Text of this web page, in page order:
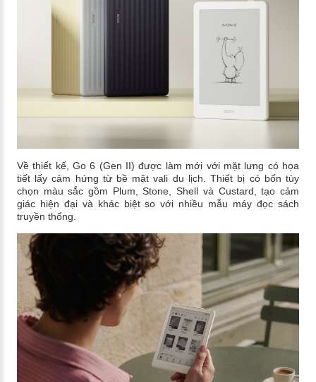
Về thiết kế, Go 6 (Gen II) được làm mới với mặt lưng có họa
tiết lấy cảm hứng từ bề mặt vali du lịch. Thiết bị có bốn tùy
chọn màu sắc gồm Plum, Stone, Shell và Custard, tạo cảm
giác hiện đại và khác biệt so với nhiều mẫu máy đọc sách
truyền thống.